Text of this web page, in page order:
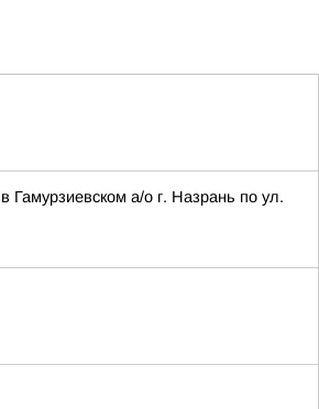
Гамурзиевском а/о г. Назрань по ул.